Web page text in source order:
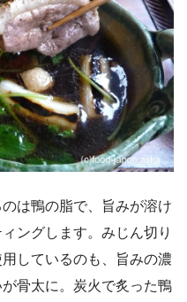
は鴨の脂で、旨みが溶け
ングします。みじん切り
しているのも、旨みの濃
骨太に。炭火で炙った鴨